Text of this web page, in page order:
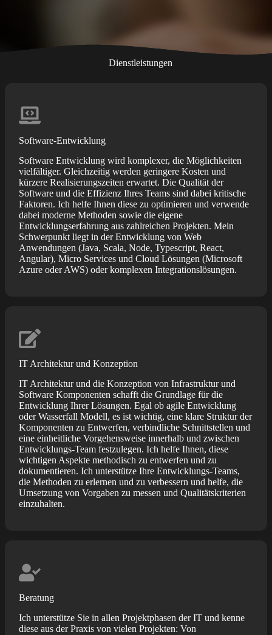
Dienstleistungen
Software-Entwicklung
Software Entwicklung wird komplexer, die Möglichkeiten
vielfältiger. Gleichzeitig werden geringere Kosten und
kürzere Realisierungszeiten erwartet. Die Qualität der
Software und die Effizienz Ihres Teams sind dabei kritische
Faktoren. Ich helfe Ihnen diese zu optimieren und verwende
dabei moderne Methoden sowie die eigene
Entwicklungserfahrung aus zahlreichen Projekten. Mein
Schwerpunkt liegt in der Entwicklung von Web
Anwendungen (Java, Scala, Node, Typescript, React,
Angular), Micro Services und Cloud Lösungen (Microsoft
Azure oder AWS) oder komplexen Integrationslösungen.
IT Architektur und Konzeption
IT Architektur und die Konzeption von Infrastruktur und
Software Komponenten schafft die Grundlage für die
Entwicklung Ihrer Lösungen. Egal ob agile Entwicklung
oder Wasserfall Modell, es ist wichtig, eine klare Struktur der
Komponenten zu Entwerfen, verbindliche Schnittstellen und
eine einheitliche Vorgehensweise innerhalb und zwischen
Entwicklungs-Team festzulegen. Ich helfe Ihnen, diese
wichtigen Aspekte methodisch zu entwerfen und zu
dokumentieren. Ich unterstütze Ihre Entwicklungs-Teams,
die Methoden zu erlernen und zu verbessern und helfe, die
Umsetzung von Vorgaben zu messen und Qualitätskriterien
einzuhalten.
Beratung
Ich unterstütze Sie in allen Projektphasen der IT und kenne
diese aus der Praxis von vielen Projekten: Von